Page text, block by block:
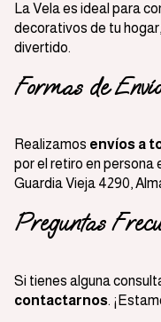
La Vela es ideal para
decorativos de tu
divertido.
Formas de Envío
Realizamos envíos a
por el retiro en persona
Guardia Vieja 4290,
Preguntas
Si tienes alguna
contactarnos.